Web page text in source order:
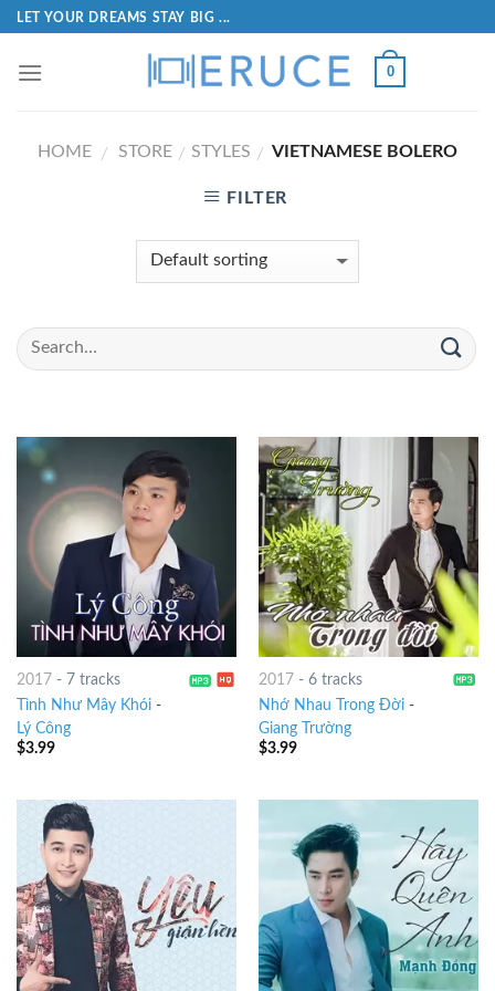
LET YOUR DREAMS STAY BIG ...
0
HOME / STORE / STYLES / VIETNAMESE BOLERO
FILTER
2017 - 7 tracks
Tình Như Mây Khói-
Lý Công
$3.99
2017 - 6 tracks
Nhớ Nhau Trong Đời-
Giang Trường
$3.99